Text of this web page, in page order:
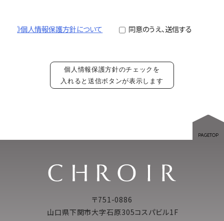
》個人情報保護方針について 同意のうえ、送信する
個人情報保護方針のチェックを
入れると送信ボタンが表示します
PAGETOP
〒751-0886
山口県下関市大字石原305コスパビル1F